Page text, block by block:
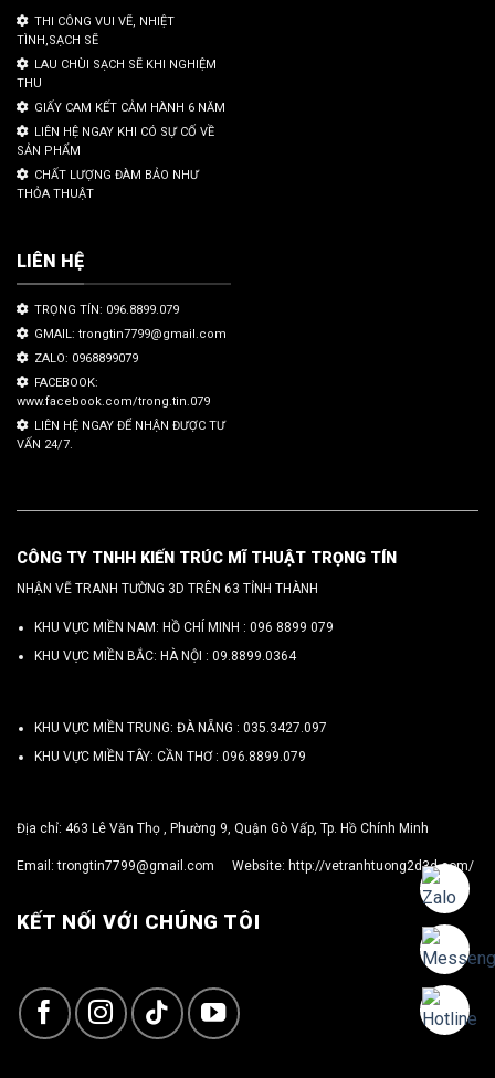
THI CÔNG VUI VẼ, NHIỆT
TÌNH,SẠCH SẼ
LAU CHÙI SẠCH SẼ KHI NGHIỆM
THU
GIẤY CAM KẾT CẢM HÀNH 6 NĂM
LIÊN HỆ NGAY KHI CÓ SỰ CỐ VỀ
SẢN PHẨM
CHẤT LƯỢNG ĐÀM BẢO NHƯ
THỎA THUẬT
LIÊN HỆ
TRỌNG TÍN: 096.8899.079
GMAIL: trongtin7799@gmail.com
ZALO: 0968899079
FACEBOOK:
www.facebook.com/trong.tin.079
LIÊN HỆ NGAY ĐỂ NHẬN ĐƯỢC TƯ
VẤN 24/7.
CÔNG TY TNHH KIẾN TRÚC MĨ THUẬT TRỌNG TÍN
NHẬN VẼ TRANH TƯỜNG 3D TRÊN 63 TỈNH THÀNH
KHU VỰC MIỀN NAM: HỒ CHÍ MINH : 096 8899 079
KHU VỰC MIỀN BẮC: HÀ NỘI : 09.8899.0364
KHU VỰC MIỀN TRUNG: ĐÀ NẴNG : 035.3427.097
KHU VỰC MIỀN TÂY: CẦN THƠ : 096.8899.079
Địa chỉ: 463 Lê Văn Thọ , Phường 9, Quận Gò Vấp, Tp. Hồ Chính Minh
Email:trongtin7799@gmail.com Website: http://vetranhtuong2d3d.com/
KẾT NỐI VỚI CHÚNG TÔI